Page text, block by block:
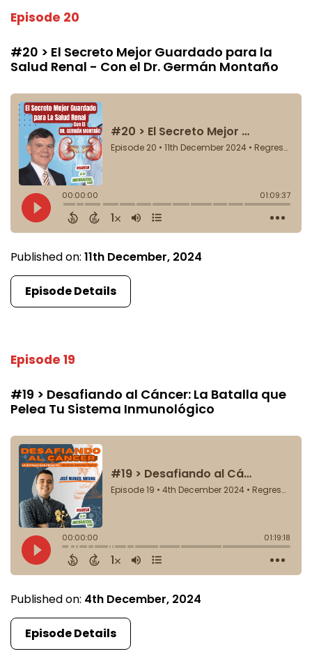
Episode 20
#20 > El Secreto Mejor Guardado para la
Salud Renal - Con el Dr. Germán Montaño
Published on: 11th December, 2024
Episode Details
Episode 19
#19 > Desafiando al Cáncer: La Batalla que
Pelea Tu Sistema Inmunológico
Published on: 4th December, 2024
Episode Details